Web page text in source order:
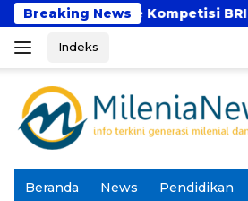
Breaking News
BRIN 2026
Indeks
Beranda News Pendidikan